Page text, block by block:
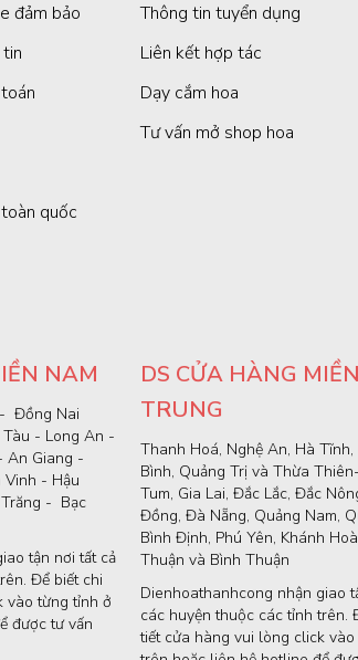
đảm bảo
quốc
Thông tin tuyển dụng
Liên kết hợp tác
Dạy cắm hoa
Tư vấn mở shop hoa
NAM
Đồng Nai
- Long An -
An Giang -
- Hậu
- Bạc
tận nơi tất cả
Để biết chi
vào từng tỉnh ở
được tư vấn
DS CỬA HÀNG MIỀN
TRUNG
Thanh Hoá, Nghệ An, Hà Tĩnh,
Bình, Quảng Trị và Thừa
Tum, Gia Lai, Đắc Lắc, Đắc
Đồng, Đà Nẵng, Quảng Nam,
Bình Định, Phú Yên, Khánh
Thuận và Bình Thuận
Dienhoathanhcong nhận giao
các huyện thuộc các tỉnh trên.
tiết cửa hàng vui lòng click